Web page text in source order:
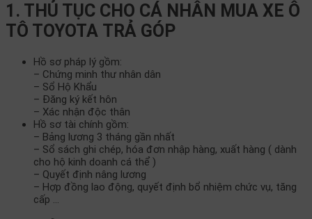
1. THỦ TỤC CHO CÁ NHÂN MUA XE Ô
TÔ TOYOTA TRẢ GÓP
Hồ sơ pháp lý gồm:
– Chứng minh thư nhân dân
– Sổ Hộ Khẩu
– Đăng ký kết hôn
– Xác nhận độc thân
Hồ sơ tài chính gồm:
– Bảng lương 3 tháng gần nhất
– Sổ sách ghi chép, hóa đơn nhập hàng, xuất hàng ( dành
cho hộ kinh doanh cá thể )
– Quyết định nâng lương
– Hợp đồng lao động, quyết định bổ nhiệm chức vụ, tăng
cấp …